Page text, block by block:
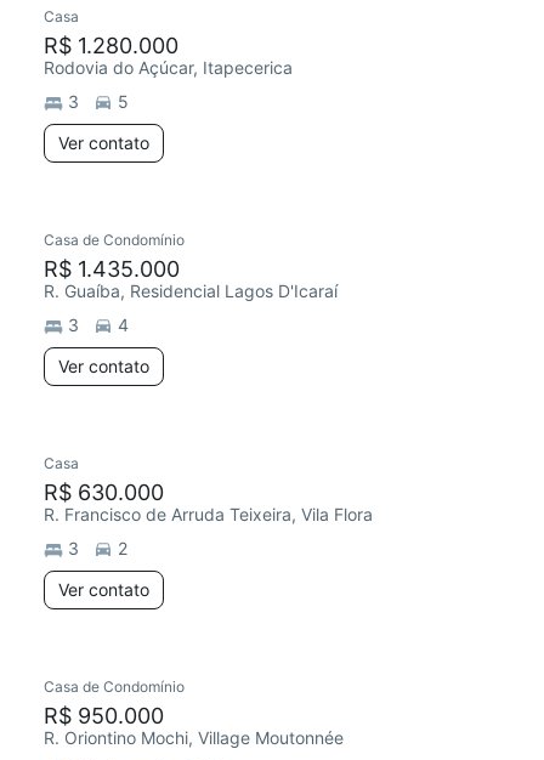
Casa
R$ 1.280.000
Rodovia do Açúcar, Itapecerica
3
5
Ver contato
Casa de Condomínio
R$ 1.435.000
R. Guaíba, Residencial Lagos D'Icaraí
3
4
Ver contato
Casa
R$ 630.000
R. Francisco de Arruda Teixeira, Vila Flora
3
2
Ver contato
Casa de Condomínio
R$ 950.000
R. Oriontino Mochi, Village Moutonnée